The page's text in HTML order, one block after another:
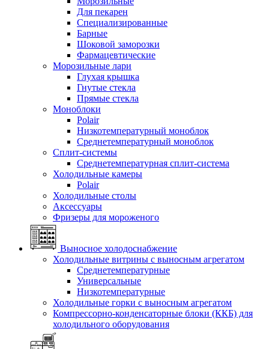
Для пекарен
Специализированные
Барные
Шоковой заморозки
Фармацевтические
Морозильные лари
Глухая крышка
Гнутые стекла
Прямые стекла
Моноблоки
Polair
Низкотемпературный моноблок
Среднетемпературный моноблок
Сплит-системы
Среднетемпературная сплит-система
Холодильные камеры
Polair
Холодильные столы
Аксессуары
Фризеры для мороженого
Выносное холодоснабжение
Холодильные витрины с выносным агрегатом
Среднетемпературные
Универсальные
Низкотемпературные
Холодильные горки с выносным агрегатом
Компрессорно-конденсаторные блоки (ККБ) для
холодильного оборудования